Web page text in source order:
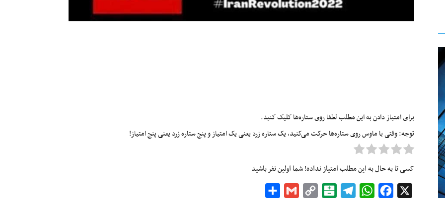
برای امتیاز دادن به این مطلب لطفا روی ستاره‌ها کلیک کنید.
توجه: وقتی با ماوس روی ستاره‌ها حرکت می‌کنید، یک ستاره زرد یعنی یک امتیاز و پنج ستاره زرد یعنی پنج امتیاز!
کسی تا به حال به این مطلب امتیاز نداده! شما اولین نفر باشید
Facebook
WhatsApp
Telegram
Balatarin
Copy
Gmail